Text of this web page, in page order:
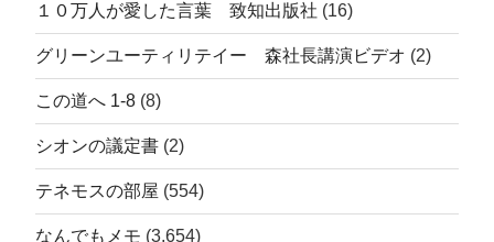
１０万人が愛した言葉 致知出版社 (16)
グリーンユーティリテイー 森社長講演ビデオ (2)
この道へ 1-8 (8)
シオンの議定書 (2)
テネモスの部屋 (554)
なんでもメモ (3,654)